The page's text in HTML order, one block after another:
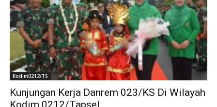
Kodim0212/TS
Kunjungan Kerja Danrem 023/KS Di Wilayah
Kodim 0212/Tapsel